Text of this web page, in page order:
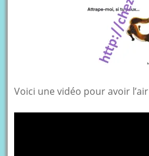
Voici une vidéo pour avoir l’air